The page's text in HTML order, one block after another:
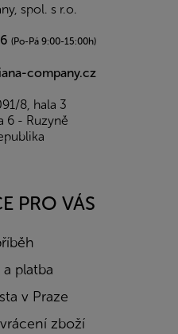
spol. s r.o.
(Po-Pá 9:00-15:00h)
company.cz
8, hala 3
6 - Ruzyně
PRO VÁS
platba
v Praze
zboží